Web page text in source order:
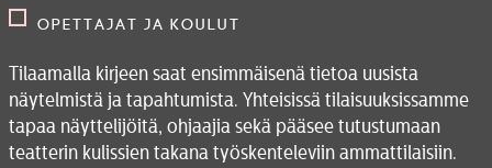
Opettajat ja koulut
Tilaamalla kirjeen saat ensimmäisenä tietoa uusista
näytelmistä ja tapahtumista. Yhteisissä tilaisuuksissamme
tapaa näyttelijöitä, ohjaajia sekä pääsee tutustumaan
teatterin kulissien takana työskenteleviin ammattilaisiin.